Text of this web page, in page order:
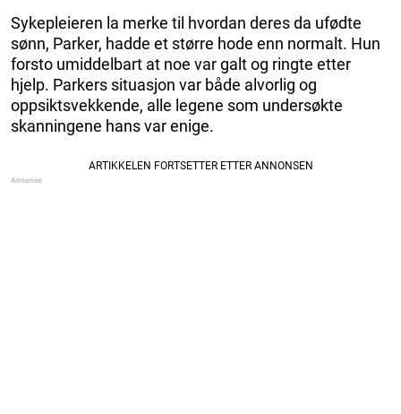
Sykepleieren la merke til hvordan deres da ufødte
sønn, Parker, hadde et større hode enn normalt. Hun
forsto umiddelbart at noe var galt og ringte etter
hjelp. Parkers situasjon var både alvorlig og
oppsiktsvekkende, alle legene som undersøkte
skanningene hans var enige.